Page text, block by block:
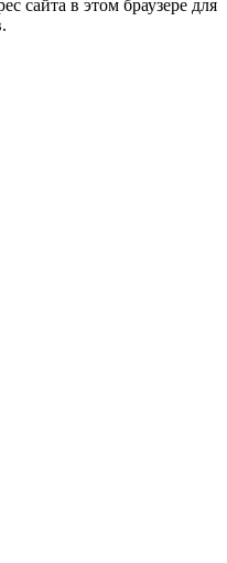
сайта в этом браузере для